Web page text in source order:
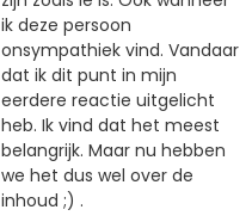
ik deze persoon
onsympathiek vind. Vandaar
dat ik dit punt in mijn
eerdere reactie uitgelicht
heb. Ik vind dat het meest
belangrijk. Maar nu hebben
we het dus wel over de
inhoud ;) .